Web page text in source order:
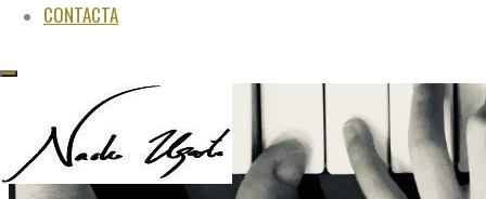
CONTACTA
"Juega